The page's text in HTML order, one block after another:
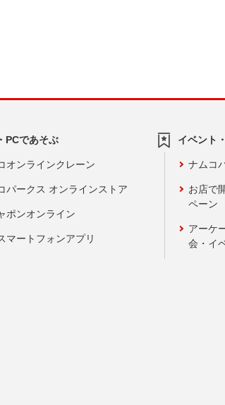
PCであそぶ
オンラインクレーン
パークス オンラインストア
ポンオンライン
マートフォンアプリ
イベント
ナムコ
お店で
ペーン
アーケ
会・イ